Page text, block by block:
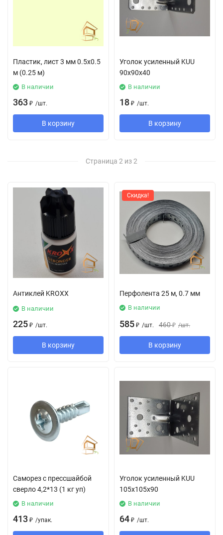
Пластик, лист 3 мм 0.5х0.5
м (0.25 м)
В наличии
363 ₽ /шт.
В корзину
Уголок усиленный KUU
90х90х40
В наличии
18 ₽ /шт.
В корзину
Страница 2 из 2
Антиклей KROXX
В наличии
225 ₽ /шт.
В корзину
Скидка!
Перфолента 25 м, 0.7 мм
В наличии
585 ₽ /шт. 460 ₽ /шт.
В корзину
Саморез с прессшайбой
сверло 4,2*13 (1 кг уп)
В наличии
413 ₽ /упак.
Уголок усиленный KUU
105x105x90
В наличии
64 ₽ /шт.